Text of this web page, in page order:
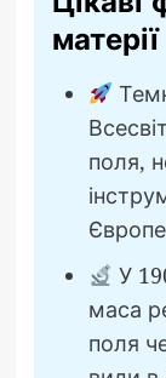
матерії
поля,
У
маса
поля